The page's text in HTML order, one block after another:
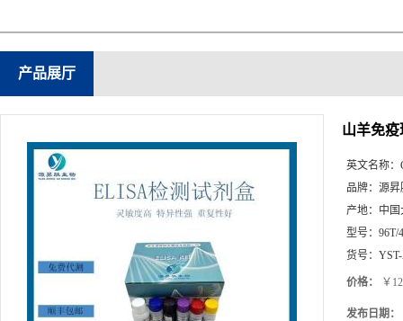
产品展厅
山羊免
英文名称：
品牌： 源昇
产地： 中国
型号： 96T/
货号：
价格： ￥
发布日期：